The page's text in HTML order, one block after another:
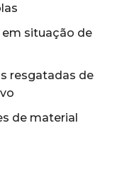
situação de
resgatadas de
de material